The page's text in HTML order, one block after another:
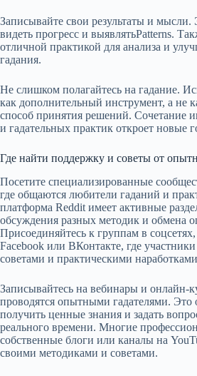
Записывайте свои результаты и
видеть прогресс и выявлятьPatterns.
отличной практикой для анализа и
гадания.
Не слишком полагайтесь на гадание.
как дополнительный инструмент, а не
способ принятия решений. Сочетание
и гадательных практик откроет новые
Где найти поддержку и советы от
Посетите специализированные
где общаются любители гаданий и
платформа Reddit имеет активные
обсуждения разных методик и обмена
Присоединяйтесь к группам в
Facebook или ВКонтакте, где
советами и практическими
Записывайтесь на вебинары и онлайн-
проводятся опытными гадателями. Это
получить ценные знания и задать
реального времени. Многие
собственные блоги или каналы на
своими методиками и советами.